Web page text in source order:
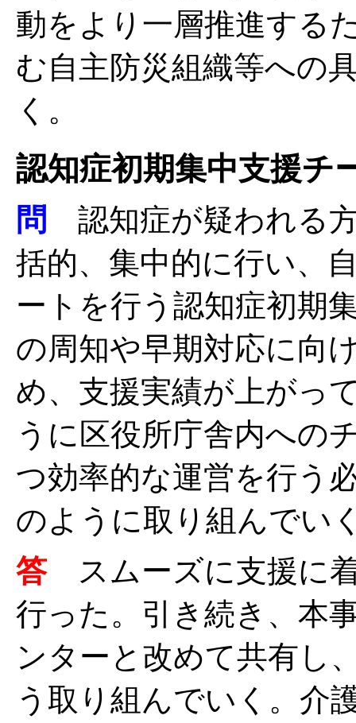
動をより一層推進する
む自主防災組織等への
く。
認知症初期集中支援チ
問
認知症が疑われる
括的、集中的に行い、
ートを行う認知症初期
の周知や早期対応に向
め、支援実績が上がっ
うに区役所庁舎内への
つ効率的な運営を行う
のように取り組んでい
答
スムーズに支援に
行った。引き続き、本
ンターと改めて共有し
う取り組んでいく。介